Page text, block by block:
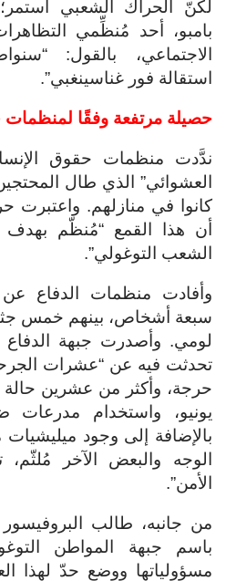
لكنّ الحراك الشعبي
بامبو، أحد مُنظِّمي
الاجتماعي، بالقول:
استقالة فور غناسينغبي”.
حصيلة مرتفعة وفقًا لمنظمات
ندَّدت منظمات حقوق
العشوائي” الذي طال
كانوا في منازلهم. واعتبرت
أن هذا القمع “مُنظّم
الشعب التوغولي”.
وأفادت منظمات الدفاع
سبعة أشخاص، بينهم خمس
تحدثت فيه عن “عشرات
يونيو، واستخدام مدرعات
بالإضافة إلى وجود
الوجه والبعض الآخر
الأمن”.
من جانبه، طالب
باسم جبهة المواطن
مسؤولياتها ووضع حدّ لهذا